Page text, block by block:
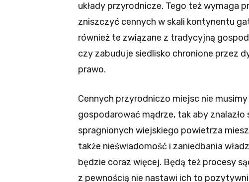
układy przyrodnicze. Tego też wymaga
zniszczyć cennych w skali kontynentu
również te związane z tradycyjną
czy zabuduje siedlisko chronione przez
prawo.
Cennych przyrodniczo miejsc nie
gospodarować mądrze, tak aby
spragnionych wiejskiego powietrza
także nieświadomość i zaniedbania
będzie coraz więcej. Będą też procesy
z pewnością nie nastawi ich to